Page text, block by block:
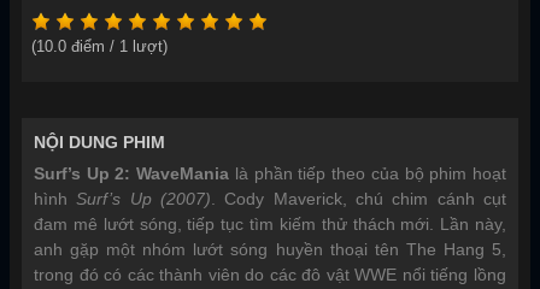
(10.0 điểm / 1 lượt)
NỘI DUNG PHIM
Surf’s Up 2: WaveMania là phần tiếp theo của bộ phim hoạt
hìnhSurf’s Up (2007) . Cody Maverick, chú chim cánh cụt
đam mê lướt sóng, tiếp tục tìm kiếm thử thách mới. Lần này,
anh gặp một nhóm lướt sóng huyền thoại tên The Hang 5,
trong đó có các thành viên do các đô vật WWE nổi tiếng lồng